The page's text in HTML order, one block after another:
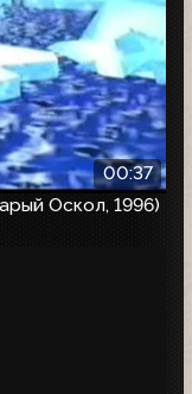
00:37
Оскол, 1996)